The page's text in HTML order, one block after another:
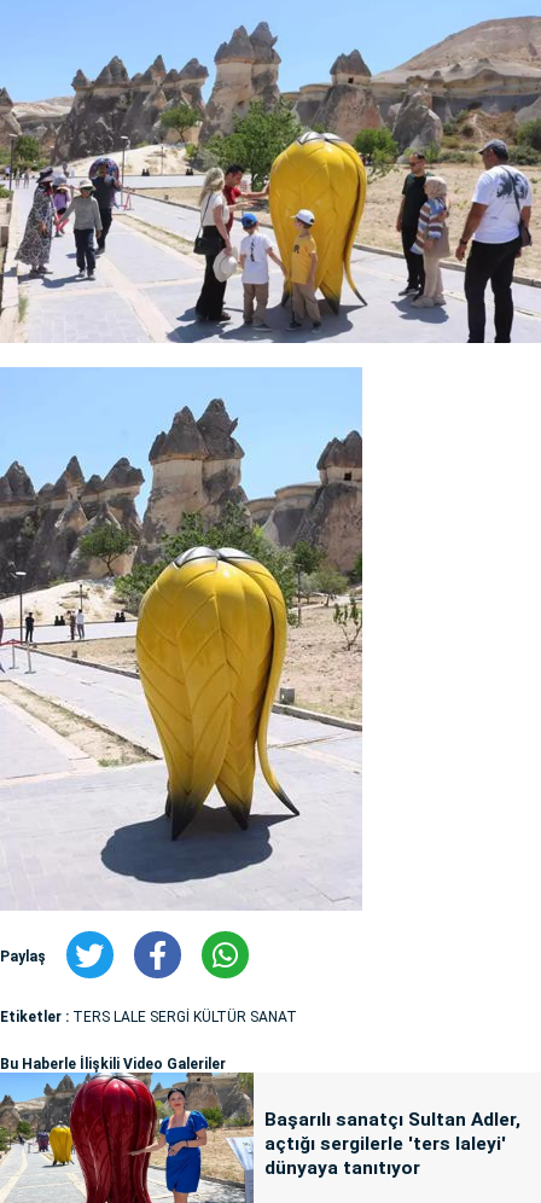
Paylaş
Etiketler : TERS LALE SERGİ KÜLTÜR SANAT
Bu Haberle İlişkili Video Galeriler
Başarılı sanatçı Sultan Adler,
açtığı sergilerle 'ters laleyi'
dünyaya tanıtıyor